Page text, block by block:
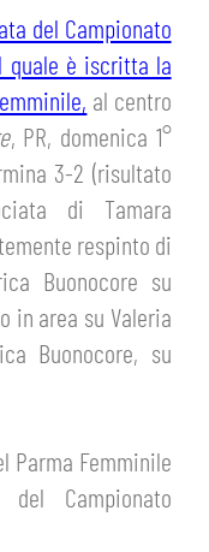
del Campionato
quale è iscritta la
al centro
, PR, domenica 1°
3-2 (risultato
di Tamara
respinto di
Buonocore su
in area su Valeria
Buonocore, su
Parma Femminile
Campionato